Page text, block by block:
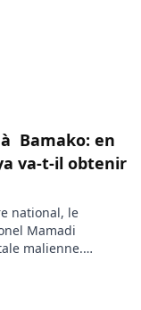
Bamako: en
va-t-il obtenir
national, le
Mamadi
malienne.
avec son hôte et